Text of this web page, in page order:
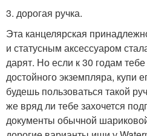
3. дорогая ручка.
Эта канцелярская
и статусным аксессуаром
дарят. Но если к 30 годам
достойного экземпляра, купи
будешь пользоваться такой
же вряд ли тебе захочется
документы обычной